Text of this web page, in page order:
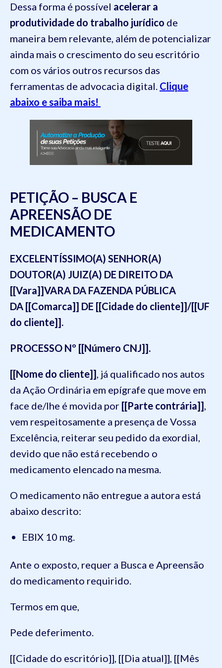
Dessa forma é possível acelerar a
produtividade do trabalho jurídico de
maneira bem relevante, além de potencializar
ainda mais o crescimento do seu escritório
com os vários outros recursos das
ferramentas de advocacia digital. Clique
abaixo e saiba mais!
PETIÇÃO – BUSCA E
APREENSÃO DE
MEDICAMENTO
EXCELENTÍSSIMO(A) SENHOR(A)
DOUTOR(A) JUIZ(A) DE DIREITO DA
[[Vara]]VARA DA FAZENDA PÚBLICA
DA [[Comarca]] DE [[Cidade do cliente]]/[[UF
do cliente]].
PROCESSO Nº [[Número CNJ]].
[[Nome do cliente]] , já qualificado nos autos
da Ação Ordinária em epígrafe que move em
face de/lhe é movida por [[Parte contrária]]
vem respeitosamente a presença de Vossa
Excelência, reiterar seu pedido da exordial,
devido que não está recebendo o
medicamento elencado na mesma.
O medicamento não entregue a autora está
abaixo descrito:
EBIX 10 mg.
Ante o exposto, requer a Busca e Apreensão
do medicamento requirido.
Termos em que,
Pede deferimento.
[[Cidade do escritório]], [[Dia atual]], [[Mês